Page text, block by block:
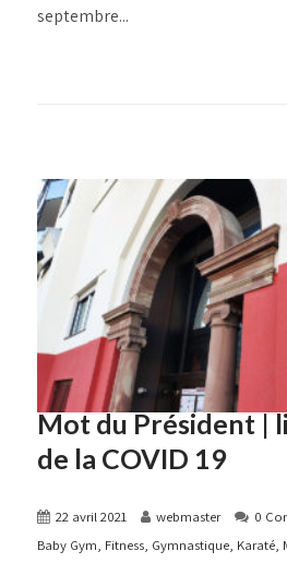
septembre...
Mot du Président |
de la COVID 19
22 avril 2021 webmaster 0
Baby Gym, Fitness, Gymnastique, Karaté,